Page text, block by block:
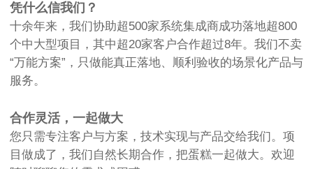
凭什么信我们？
十余年来，我们协助超500家系统集成商成功落地超800
个中大型项目，其中超20家客户合作超过8年。我们不卖
“万能方案”，只做能真正落地、顺利验收的场景化产品与
服务。
合作灵活，一起做大
您只需专注客户与方案，技术实现与产品交给我们。项
目做成了，我们自然长期合作，把蛋糕一起做大。欢迎